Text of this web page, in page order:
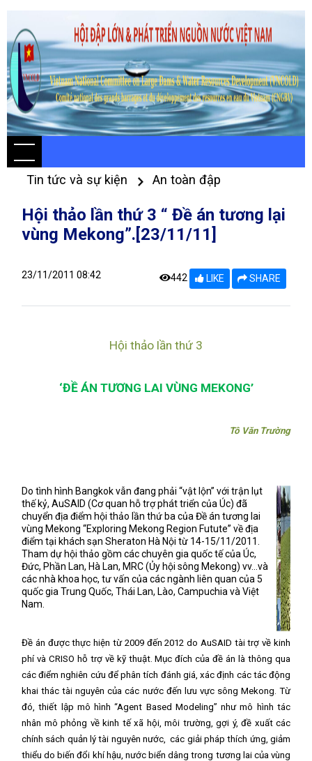
Tin tức và sự kiện An toàn đập
Hội thảo lần thứ 3 “ Đề án tương lại
vùng Mekong”.[23/11/11]
23/11/2011 08:42 442 LIKE SHARE
Hội thảo lần thứ 3
‘ĐỀ ÁN TƯƠNG LAI VÙNG MEKONG’
Tô Văn Trường
Do tình hình Bangkok vẫn đang phải “vật lộn” với trận lụt
thế kỷ, AuSAID (Cơ quan hỗ trợ phát triển của Úc) đã
chuyển địa điểm hội thảo lần thứ ba của Đề án tương lai
vùng Mekong “Exploring Mekong Region Futute” về địa
điểm tại khách sạn Sheraton Hà Nội từ 14-15/11/2011.
Tham dự hội thảo gồm các chuyên gia quốc tế của Úc,
Đức, Phần Lan, Hà Lan, MRC (Ủy hội sông Mekong) vv…và
các nhà khoa học, tư vấn của các ngành liên quan của 5
quốc gia Trung Quốc, Thái Lan, Lào, Campuchia và Việt
Nam.
Đề án được thực hiện từ 2009 đến 2012 do AuSAID tài trợ về kinh
phí và CRISO hỗ trợ về kỹ thuật. Mục đích của đề án là thông qua
các điểm nghiên cứu để phân tích đánh giá, xác định các tác động
khai thác tài nguyên của các nước đến lưu vực sông Mekong. Từ
đó, thiết lập mô hình “Agent Based Modeling” như mô hình tác
nhân mô phỏng về kinh tế xã hội, môi trường, gợi ý, đề xuất các
chính sách quản lý tài nguyên nước, các giải pháp thích ứng, giảm
thiểu do biến đổi khí hậu, nước biển dâng trong tương lai của vùng